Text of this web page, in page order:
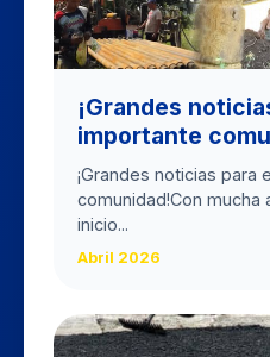
​¡Grandes
importante
​¡Grandes noticias para
comunidad! ​Con
inicio...
Abril 2026